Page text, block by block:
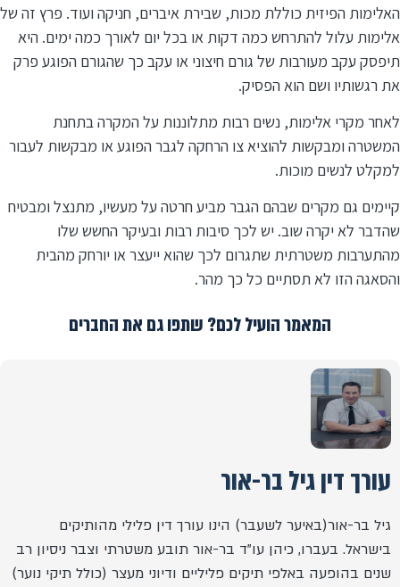
האלימות הפיזית כוללת מכות, שבירת איברים, חניקה ועוד. פרץ זה של
אלימות עלול להתרחש כמה דקות או בכל יום לאורך כמה ימים. היא
תיפסק עקב מעורבות של גורם חיצוני או עקב כך שהגורם הפוגע פרק
את רגשותיו ושם הוא הפסיק.
לאחר מקרי אלימות, נשים רבות מתלוננות על המקרה בתחנת
המשטרה ומבקשות להוציא צו הרחקה לגבר הפוגע או מבקשות לעבור
למקלט לנשים מוכות.
קיימים גם מקרים שבהם הגבר מביע חרטה על מעשיו, מתנצל ומבטיח
שהדבר לא יקרה שוב. יש לכך סיבות רבות ובעיקר החשש שלו
מהתערבות משטרתית שתגרום לכך שהוא ייעצר או יורחק מהבית
והסאגה הזו לא תסתיים כל כך מהר.
המאמר הועיל לכם? שתפו גם את החברים
עורך דין גיל בר-אור
גיל בר-אור(באיער לשעבר) הינו עורך דין פלילי מהותיקים
בישראל. בעברו, כיהן עו"ד בר-אור תובע משטרתי וצבר ניסיון רב
שנים בהופעה באלפי תיקים פליליים ודיוני מעצר (כולל תיקי נוער)